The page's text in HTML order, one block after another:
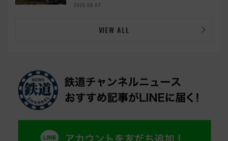
2026.08.07
VIEW ALL